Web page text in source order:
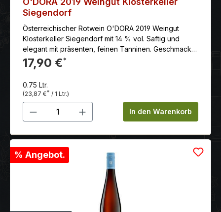
Siegendorf
Österreichischer Rotwein O'DORA 2019 Weingut
Klosterkeller Siegendorf mit 14 % vol. Saftig und
elegant mit präsenten, feinen Tanninen. Geschmack
nach Tabak und Beeren im Abgang. Sehr aromatisch
in der Nase, man nimmt den Geruch dunkler Beeren
und Röstaromen hinzu.
17,90 €*
0.75 Ltr.
(23,87 €* / 1 Ltr.)
Produkt Anzahl: Gib denIn den Warenkorb
% Angebot.